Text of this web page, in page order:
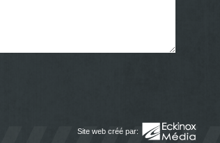
Site web créé par: